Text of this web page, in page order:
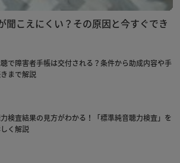
聞こえにくい？その原因と今すぐでき
で障害者手帳は交付される？条件から助成内容や手
まで解説
検査結果の見方がわかる！「標準純音聴力検査」を
く解説